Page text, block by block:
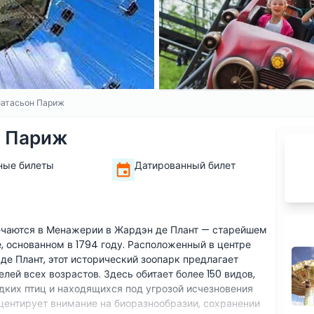
Париж
Париж
билеты Датированный билет
в Менажерии в Жардэн де Плант — старейшем
в 1794 году. Расположенный в центре
этот исторический зоопарк предлагает
всех возрастов. Здесь обитает более 150 видов,
птиц и находящихся под угрозой исчезновения
внимание на биоразнообразии, сохранении